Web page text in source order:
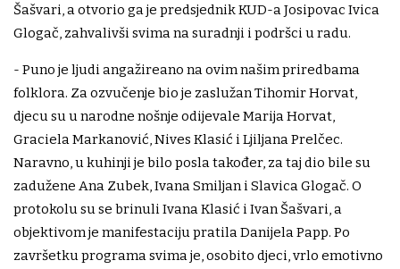
Šašvari, a otvorio ga je predsjednik KUD-a Josipovac Ivica
Glogač, zahvalivši svima na suradnji i podršci u radu.
- Puno je ljudi angažireano na ovim našim priredbama
folklora. Za ozvučenje bio je zaslužan Tihomir Horvat,
djecu su u narodne nošnje odijevale Marija Horvat,
Graciela Markanović, Nives Klasić i Ljiljana Prelčec.
Naravno, u kuhinji je bilo posla također, za taj dio bile su
zadužene Ana Zubek, Ivana Smiljan i Slavica Glogač. O
protokolu su se brinuli Ivana Klasić i Ivan Šašvari, a
objektivom je manifestaciju pratila Danijela Papp. Po
završetku programa svima je, osobito djeci, vrlo emotivno